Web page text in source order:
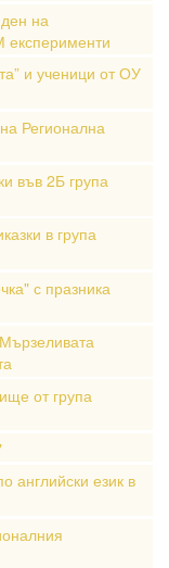
на
експерименти
и ученици от ОУ
Регионална
във 2Б група
в група
с празника
от група
английски език в